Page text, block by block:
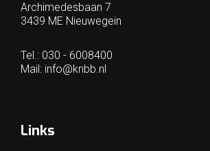
Archimedesbaan 7
3439 ME Nieuwegein
Tel.: 030 - 6008400
Mail: info@knbb.nl
Links